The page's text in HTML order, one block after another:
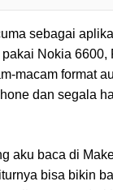
sebagai
Nokia
macam format
dan segala
aku baca di
bisa bikin